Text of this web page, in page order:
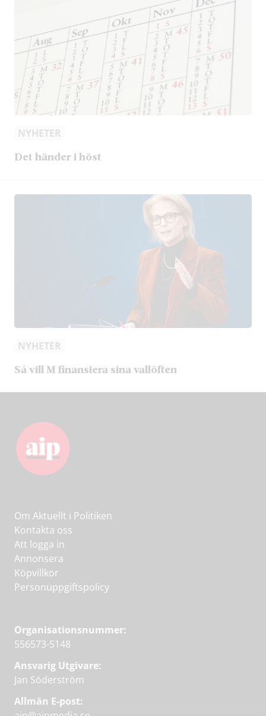
NYHETER
Det händer i höst
NYHETER
Så vill M finansiera sina vallöften
Om Aktuellt i Politiken
Kontakta oss
Att logga in
Annonsera
Köpvillkor
Personuppgiftspolicy
Organisationsnummer:
556573-5148
Ansvarig Utgivare:
Jan Söderström
Allmän E-post: